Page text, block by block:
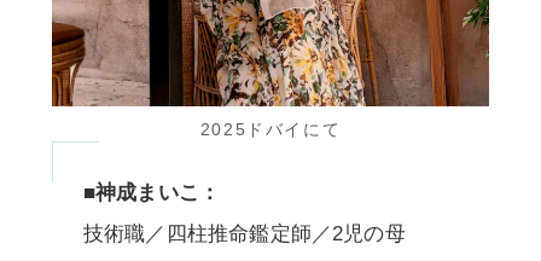
2025ドバイにて
■神成まいこ：
技術職／四柱推命鑑定師／2児の母